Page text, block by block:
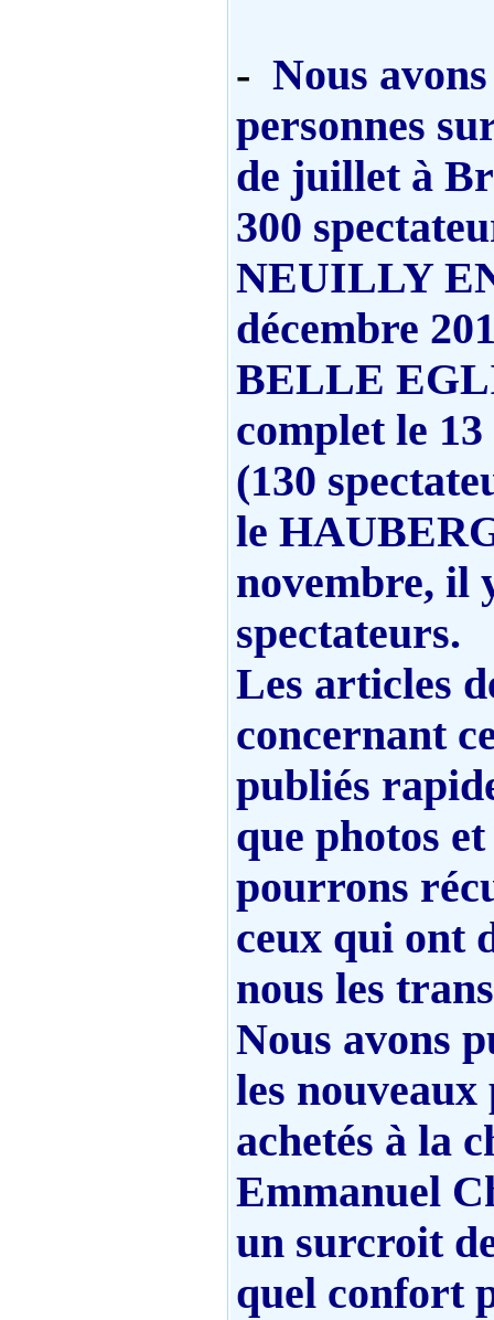
- Nous
personnes
de juillet à
300
NEUILLY
décembre
BELLE
complet le
(130
le
novembre, il
spectateurs.
Les articles
concernant
publiés
que photos
pourrons
ceux qui ont
nous les
Nous avons
les
achetés à la
Emmanuel
un surcroit
quel confort